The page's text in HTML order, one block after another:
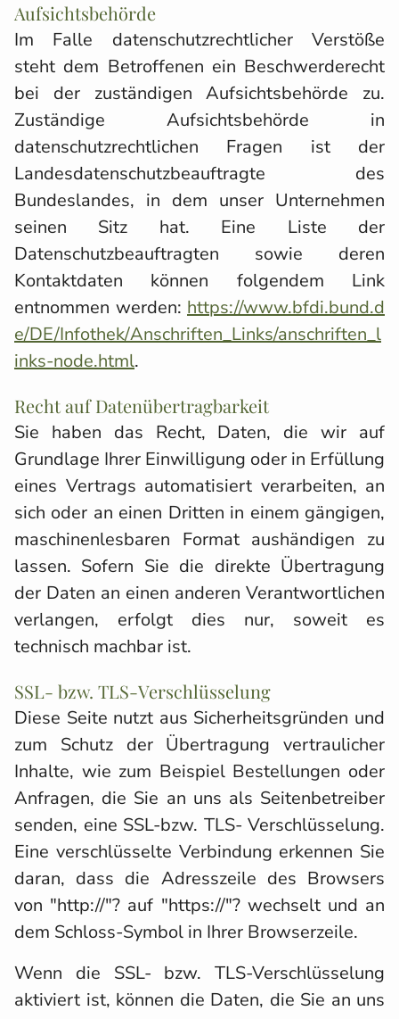
Aufsichtsbehörde
Im Falle datenschutzrechtlicher Verstöße
steht dem Betroffenen ein Beschwerderecht
bei der zuständigen Aufsichtsbehörde zu.
Zuständige Aufsichtsbehörde in
datenschutzrechtlichen Fragen ist der
Landesdatenschutzbeauftragte des
Bundeslandes, in dem unser Unternehmen
seinen Sitz hat. Eine Liste der
Datenschutzbeauftragten sowie deren
Kontaktdaten können folgendem Link
entnommen werden: https://www.bfdi.bund.d
e/DE/Infothek/Anschriften_Links/anschriften_l
inks-node.html.
Recht auf Datenübertragbarkeit
Sie haben das Recht, Daten, die wir auf
Grundlage Ihrer Einwilligung oder in Erfüllung
eines Vertrags automatisiert verarbeiten, an
sich oder an einen Dritten in einem gängigen,
maschinenlesbaren Format aushändigen zu
lassen. Sofern Sie die direkte Übertragung
der Daten an einen anderen Verantwortlichen
verlangen, erfolgt dies nur, soweit es
technisch machbar ist.
SSL- bzw. TLS-Verschlüsselung
Diese Seite nutzt aus Sicherheitsgründen und
zum Schutz der Übertragung vertraulicher
Inhalte, wie zum Beispiel Bestellungen oder
Anfragen, die Sie an uns als Seitenbetreiber
senden, eine SSL-bzw. TLS- Verschlüsselung.
Eine verschlüsselte Verbindung erkennen Sie
daran, dass die Adresszeile des Browsers
von "http://"? auf "https://"? wechselt und an
dem Schloss-Symbol in Ihrer Browserzeile.
Wenn die SSL- bzw. TLS-Verschlüsselung
aktiviert ist, können die Daten, die Sie an uns